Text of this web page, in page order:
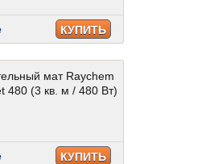
КУПИТЬ
мат Raychem
480 (3 кв. м / 480 Вт)
КУПИТЬ